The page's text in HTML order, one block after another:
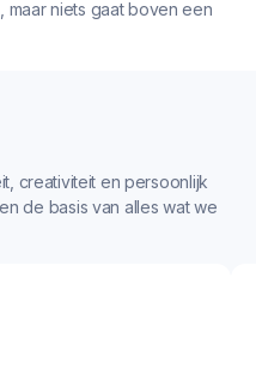
maar niets gaat boven een
creativiteit en persoonlijk
de basis van alles wat we